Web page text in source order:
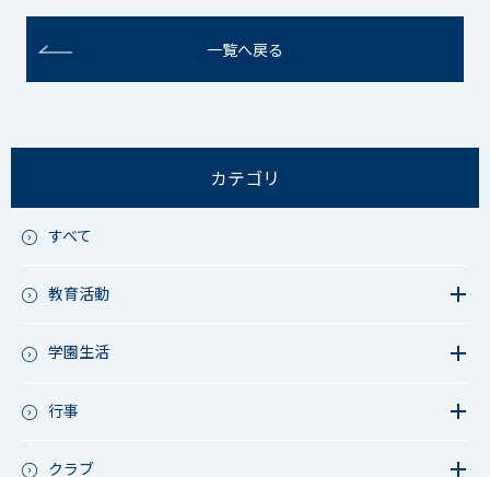
一覧へ戻る
カテゴリ
すべて
教育活動
教育活動（高校）
アース・プロジェクト
学園生活
今日の1枚～ｸﾗｽ&ｸﾗﾌﾞ編～
行事
成立祭（文化祭）
クラブ